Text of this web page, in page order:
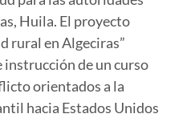
Huila. El proyecto
rural en Algeciras”
de un curso
orientados a la
hacia Estados Unidos